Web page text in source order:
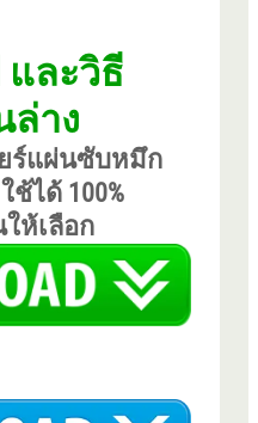
และวิธี
ล่าง
ร์แผ่นซับหมึก
ช้ได้ 100%
ห้เลือก